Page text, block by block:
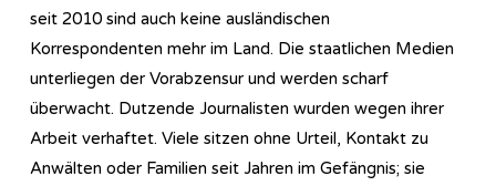
seit 2010 sind auch keine ausländischen
Korrespondenten mehr im Land. Die staatlichen Medien
unterliegen der Vorabzensur und werden scharf
überwacht. Dutzende Journalisten wurden wegen ihrer
Arbeit verhaftet. Viele sitzen ohne Urteil, Kontakt zu
Anwälten oder Familien seit Jahren im Gefängnis; sie